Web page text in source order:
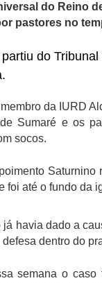
do Reino
pastores no
do
da IURD
Sumaré e os
socos.
foi até o fundo da
já havia dado a
dentro do
semana o caso